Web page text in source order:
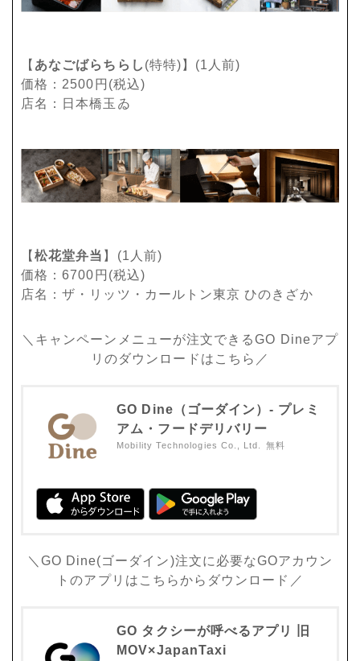
【 あなごばらちらし (特特)】(1人前)
価格：2500円(税込)
店名：日本橋玉ゐ
【松花堂弁当 】(1人前)
価格：6700円(税込)
店名：ザ・リッツ・カールトン東京 ひのきざか
＼キャンペーンメニューが注文できるGO Dineアプ
リのダウンロードはこちら／
GO Dine（ゴーダイン）- プレミ
アム・フードデリバリー
Mobility Technologies Co., Ltd. 無料
＼GO Dine(ゴーダイン)注文に必要なGOアカウン
トのアプリはこちらからダウンロード／
GO タクシーが呼べるアプリ 旧
MOV×JapanTaxi